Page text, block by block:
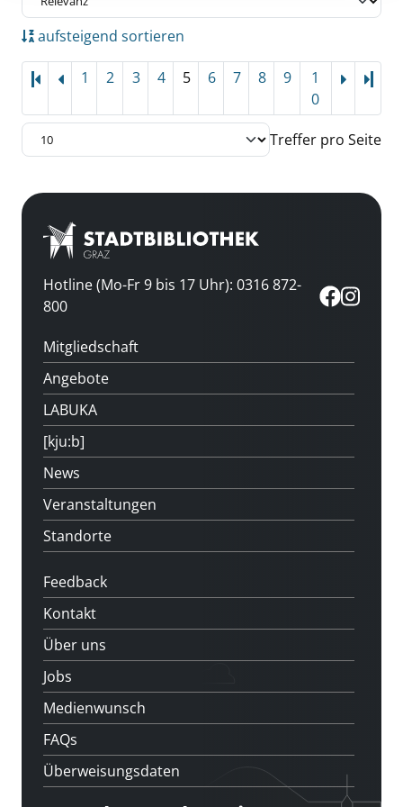
aufsteigend sortieren
1 2 3 4 5 6 7 8 9
1
0
Treffer pro Seite
Hotline (Mo-Fr 9 bis 17 Uhr): 0316 872-
800
Mitgliedschaft
Angebote
LABUKA
[kju:b]
News
Veranstaltungen
Standorte
Feedback
Kontakt
Über uns
Jobs
Medienwunsch
FAQs
Überweisungsdaten